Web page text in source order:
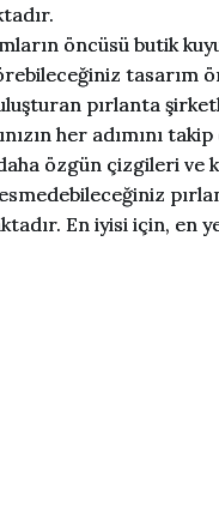
öncüsü butik
tasarım
pırlanta
her adımını
özgün çizgileri ve
En iyisi için, en